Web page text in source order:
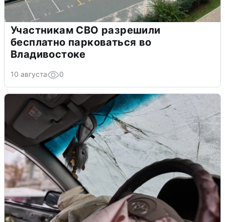
Участникам СВО разрешили
бесплатно парковаться во
Владивостоке
10 августа 0